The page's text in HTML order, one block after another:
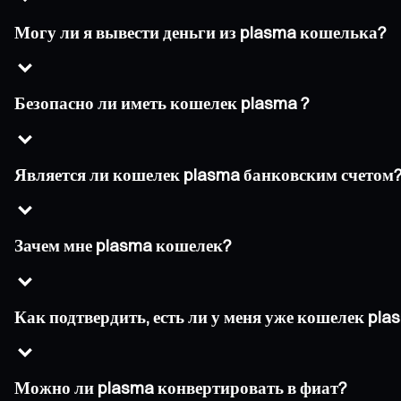
Могу ли я вывести деньги из plasma кошелька?
Безопасно ли иметь кошелек plasma ?
Является ли кошелек plasma банковским
Зачем мне plasma кошелек?
Как подтвердить, есть ли у меня уже кошелек
Можно ли plasma конвертировать в фиат?